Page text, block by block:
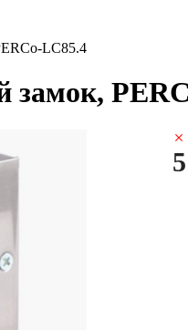
LC85.4
замок,